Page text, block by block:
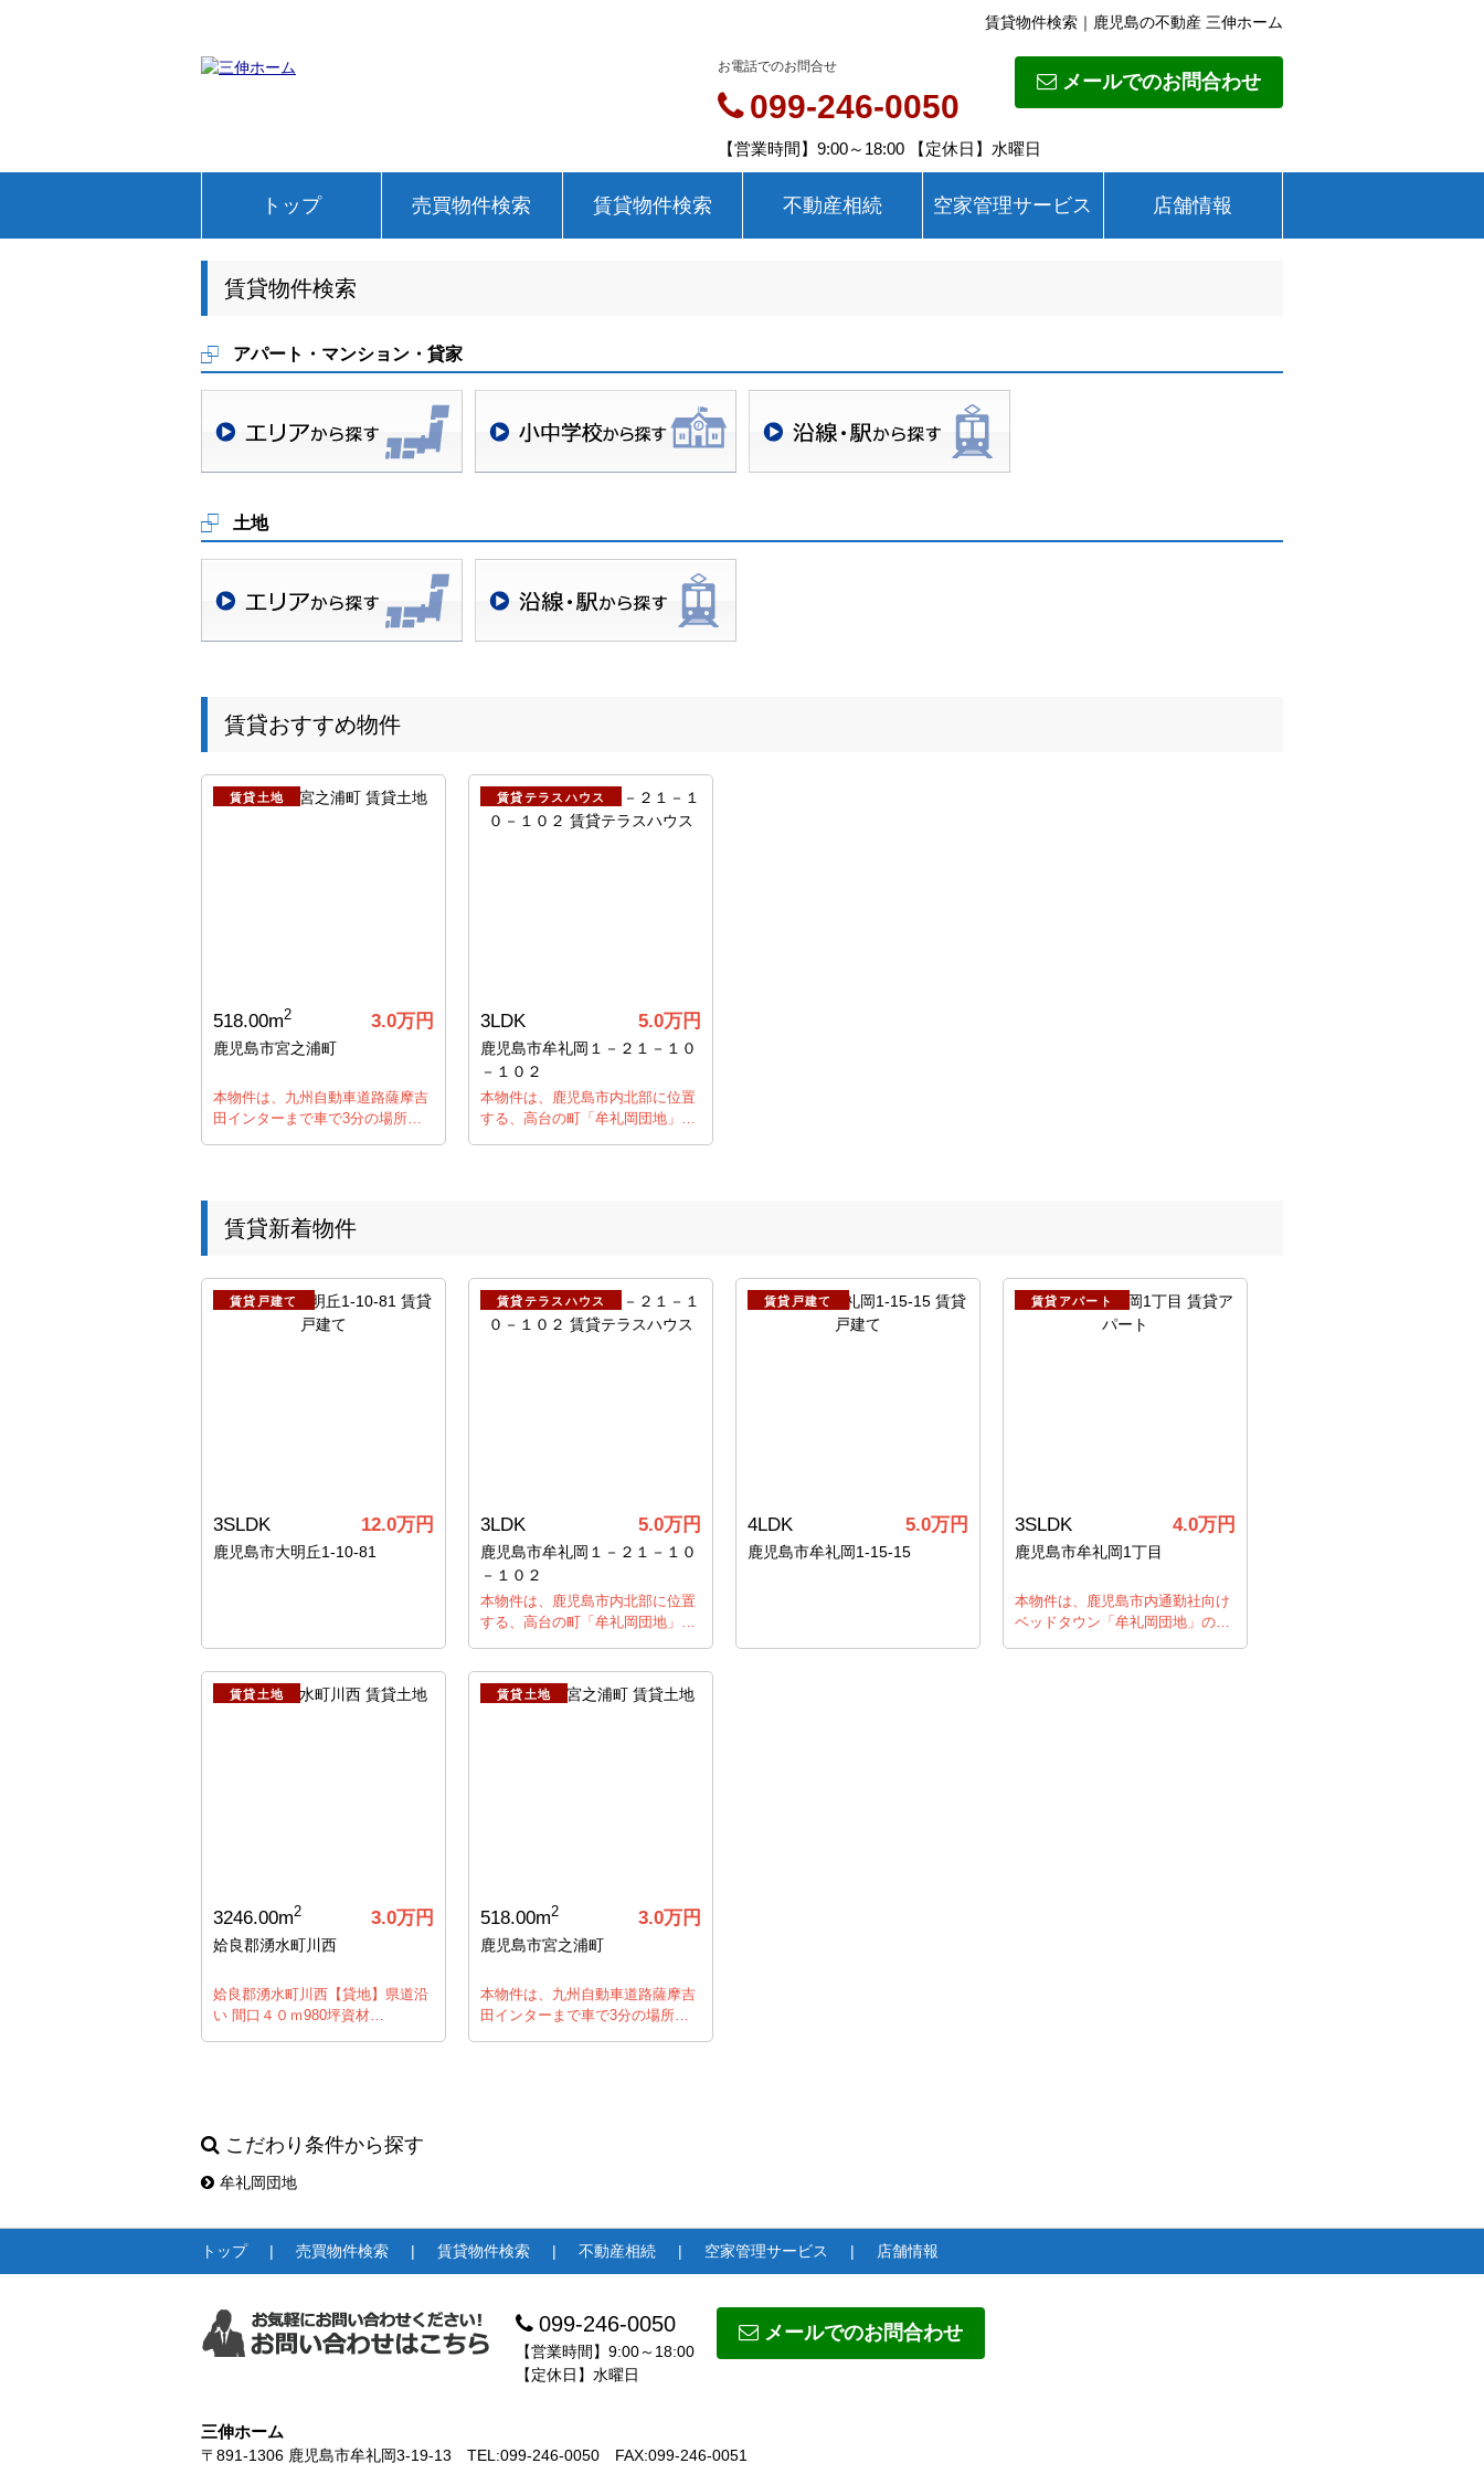
賃貸物件検索｜鹿児島の不動産 三伸ホーム
メールでのお問合わせ
お電話でのお問合せ
099-246-0050
【営業時間】9:00～18:00 【定休日】水曜日
トップ 売買物件検索 賃貸物件検索 不動産相続 空家管理サービス 店舗情報
賃貸物件検索
アパート・マンション・貸家
土地
賃貸おすすめ物件
賃貸土地
518.00m2 3.0万円
鹿児島市宮之浦町
本物件は、九州自動車道路薩摩吉
田インターまで車で3分の場所…
賃貸テラスハウス
3LDK 5.0万円
鹿児島市牟礼岡１－２１－１０
－１０２
本物件は、鹿児島市内北部に位置
する、高台の町「牟礼岡団地」…
賃貸新着物件
賃貸戸建て
3SLDK 12.0万円
鹿児島市大明丘1-10-81
賃貸テラスハウス
3LDK 5.0万円
鹿児島市牟礼岡１－２１－１０
－１０２
本物件は、鹿児島市内北部に位置
する、高台の町「牟礼岡団地」…
賃貸戸建て
4LDK 5.0万円
鹿児島市牟礼岡1‐15‐15
賃貸アパート
3SLDK 4.0万円
鹿児島市牟礼岡1丁目
本物件は、鹿児島市内通勤社向け
ベッドタウン「牟礼岡団地」の…
賃貸土地
3246.00m2 3.0万円
姶良郡湧水町川西
姶良郡湧水町川西【貸地】県道沿
い 間口４０ｍ980坪資材…
賃貸土地
518.00m2 3.0万円
鹿児島市宮之浦町
本物件は、九州自動車道路薩摩吉
田インターまで車で3分の場所…
こだわり条件から探す
牟礼岡団地
トップ 売買物件検索 賃貸物件検索 不動産相続 空家管理サービス 店舗情報
099-246-0050
【営業時間】9:00～18:00
【定休日】水曜日
メールでのお問合わせ
三伸ホーム
〒891-1306 鹿児島市牟礼岡3-19-13 TEL:099-246-0050 FAX:099-246-0051